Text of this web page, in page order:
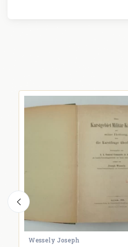
Wessely Joseph